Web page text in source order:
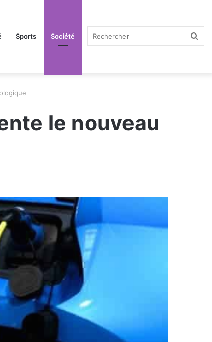
Sports Société
le nouveau